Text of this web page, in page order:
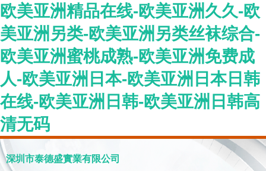
欧美亚洲精品在线-欧美亚洲久久-欧
美亚洲另类-欧美亚洲另类丝袜综合-
欧美亚洲蜜桃成熟-欧美亚洲免费成
人-欧美亚洲日本-欧美亚洲日本日韩
在线-欧美亚洲日韩-欧美亚洲日韩高
清无码
深圳市泰德盛實業有限公司